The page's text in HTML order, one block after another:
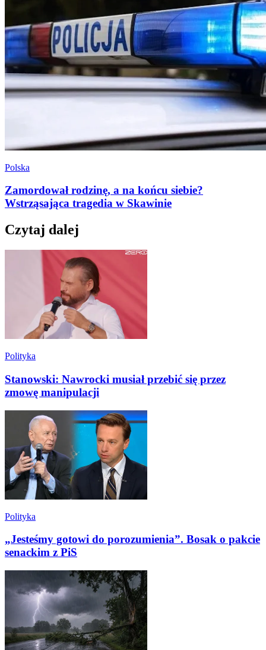
Polska
Zamordował rodzinę, a na końcu siebie?
Wstrząsająca tragedia w Skawinie
Czytaj dalej
Polityka
Stanowski: Nawrocki musiał przebić się przez
zmowę manipulacji
Polityka
„Jesteśmy gotowi do porozumienia”. Bosak o pakcie
senackim z PiS